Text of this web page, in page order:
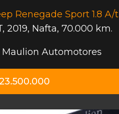
Renegade Sport 1.8 A/t
, 2019, Nafta, 70.000 km.
Maulion Automotores